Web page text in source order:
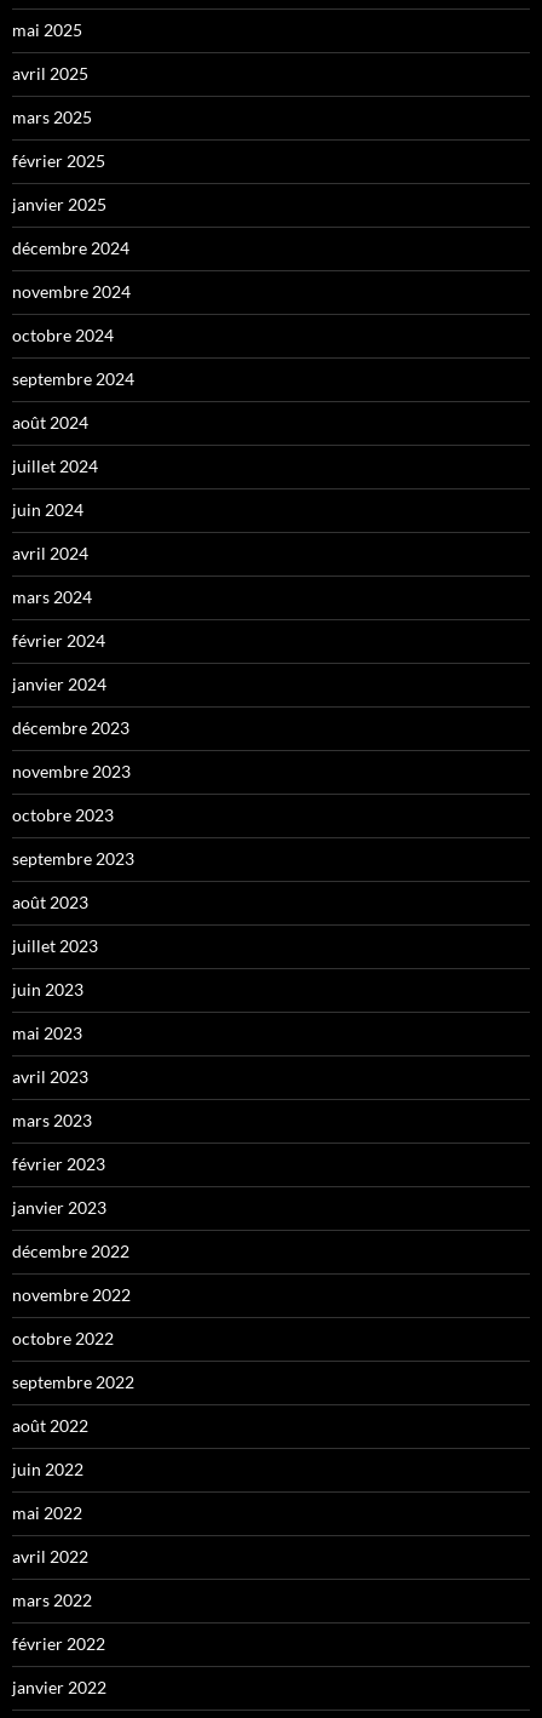
mai 2025
avril 2025
mars 2025
février 2025
janvier 2025
décembre 2024
novembre 2024
octobre 2024
septembre 2024
août 2024
juillet 2024
juin 2024
avril 2024
mars 2024
février 2024
janvier 2024
décembre 2023
novembre 2023
octobre 2023
septembre 2023
août 2023
juillet 2023
juin 2023
mai 2023
avril 2023
mars 2023
février 2023
janvier 2023
décembre 2022
novembre 2022
octobre 2022
septembre 2022
août 2022
juin 2022
mai 2022
avril 2022
mars 2022
février 2022
janvier 2022